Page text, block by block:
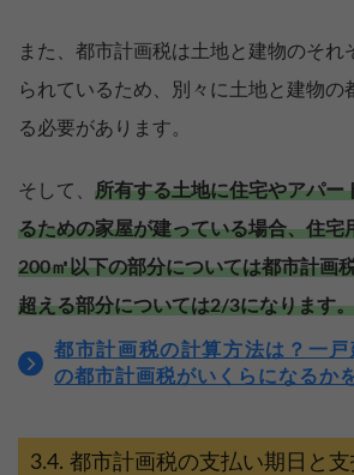
また、都市計画税は土地と建物のそれ
られているため、別々に土地と建物の
る必要があります。
そして、 所有する土地に住宅やアパー
るための家屋が建っている場合、住宅
200㎡以下の部分については都市計画
超える部分については2/3になります。
都市計画税の計算方法は？一
の都市計画税がいくらになるか
都市計画税の支払い期日と